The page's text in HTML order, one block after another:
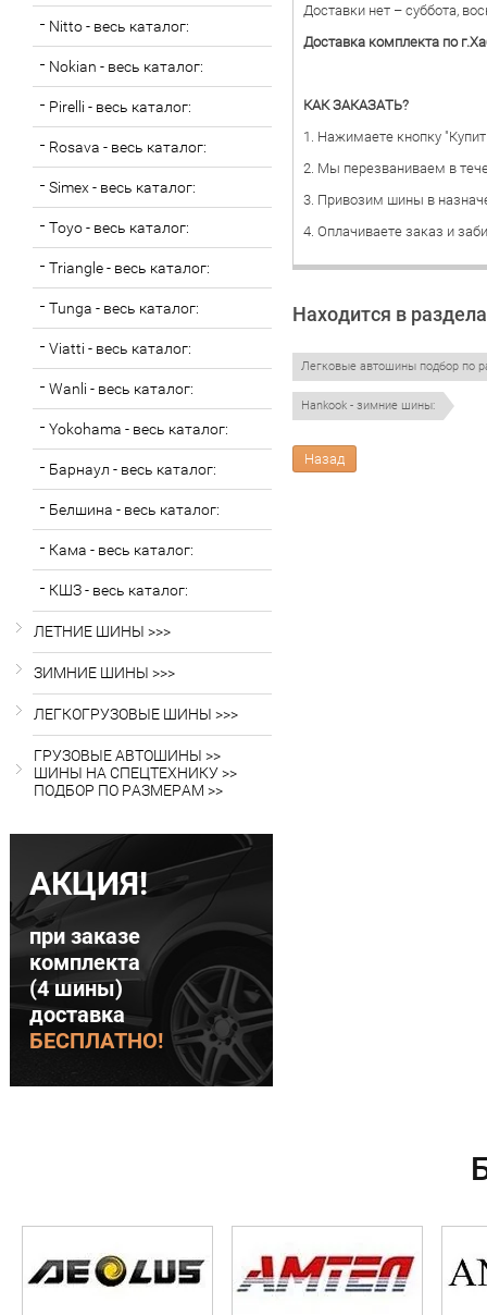
Доставки нет – суббота,
Доставка комплекта по
КАК ЗАКАЗАТЬ?
1. Нажимаете кнопку
2. Мы перезваниваем в
3. Привозим шины в
4. Оплачиваете заказ и
Находится в
Легковые автошины подбор по
Hankook - зимние шины:
Назад
Nitto - весь каталог:
Nokian - весь каталог:
Pirelli - весь каталог:
Rosava - весь каталог:
Simex - весь каталог:
Toyo - весь каталог:
Triangle - весь каталог:
Tunga - весь каталог:
Viatti - весь каталог:
Wanli - весь каталог:
Yokohama - весь каталог:
Барнаул - весь каталог:
Белшина - весь каталог:
Кама - весь каталог:
КШЗ - весь каталог:
ЛЕТНИЕ ШИНЫ >>>
ЗИМНИЕ ШИНЫ >>>
ЛЕГКОГРУЗОВЫЕ ШИНЫ >>>
ГРУЗОВЫЕ АВТОШИНЫ >>
ШИНЫ НА СПЕЦТЕХНИКУ >>
ПОДБОР ПО РАЗМЕРАМ >>
АКЦИЯ!
при заказе
комплекта
(4 шины)
доставка
БЕСПЛАТНО!